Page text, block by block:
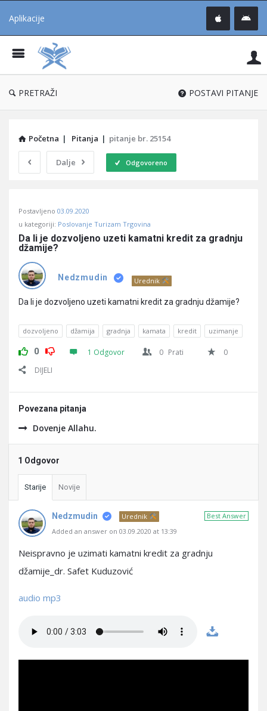
Aplikacije
®
PRETRAŽI POSTAVI PITANJE
Početna | Pitanja | pitanje br. 25154
Dalje Odgovoreno
Učene
Latest
Pitanja
Postavljeno 03.09.2020
u kategoriji: Poslovanje Turizam Trgovina
Da li je dozvoljeno uzeti kamatni kredit za gradnju
džamije?
Nedzmudin Urednik
Da li je dozvoljeno uzeti kamatni kredit za gradnju džamije?
dozvoljeno džamija gradnja kamata kredit uzimanje
0 1 Odgovor 0 Prati
0
DIJELI
Povezana pitanja
Dovenje Allahu.
1 Odgovor
Starije Novije
Best Answer
Nedzmudin
Urednik
Added an answer on 03.09.2020 at 13:39
Neispravno je uzimati kamatni kredit za gradnju
džamije_dr. Safet Kuduzović
audio mp3